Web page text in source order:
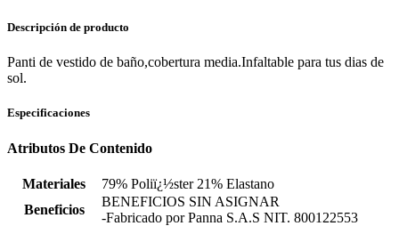
Descripción de producto
Panti de vestido de baño,cobertura media.Infaltable para tus dias de
sol.
Especificaciones
Atributos De Contenido
Materiales
79% Poliï¿½ster 21% Elastano
Beneficios
BENEFICIOS SIN ASIGNAR
-Fabricado por Panna S.A.S NIT. 800122553